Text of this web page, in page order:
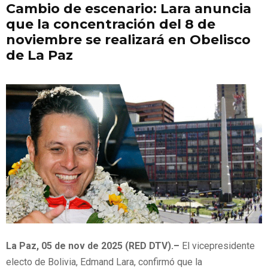
Cambio de escenario: Lara anuncia
que la concentración del 8 de
noviembre se realizará en Obelisco
de La Paz
La Paz, 05 de nov de 2025 (RED DTV).– El vicepresidente
electo de Bolivia, Edmand Lara, confirmó que la